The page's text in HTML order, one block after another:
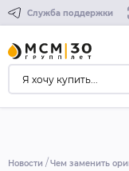
Служба поддержки
Новости Чем заменить